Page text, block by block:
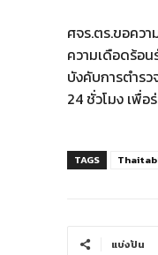
ศจร.ตร.ขอคว
ความเดือดร้อ
บังคับการตำรว
24 ชั่วโมง เพื่
TAGS
แบ่งปัน